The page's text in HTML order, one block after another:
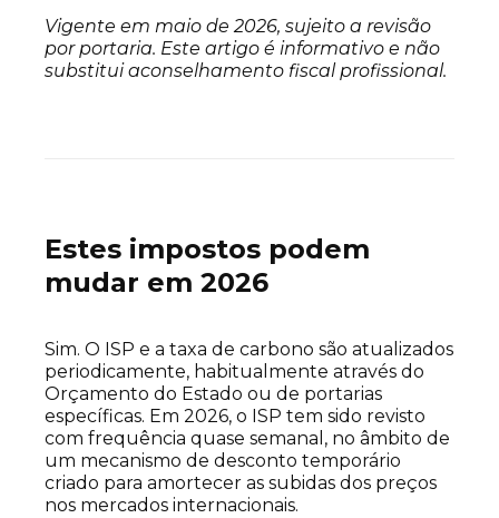
Vigente em maio de 2026, sujeito a revisão
por portaria. Este artigo é informativo e não
substitui aconselhamento fiscal profissional.
Estes impostos podem
mudar em 2026
Sim. O ISP e a taxa de carbono são atualizados
periodicamente, habitualmente através do
Orçamento do Estado ou de portarias
específicas. Em 2026, o ISP tem sido revisto
com frequência quase semanal, no âmbito de
um mecanismo de desconto temporário
criado para amortecer as subidas dos preços
nos mercados internacionais.